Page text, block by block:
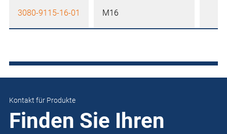
3080-9115-16-01 M16
Kontakt für Produkte
Finden Sie Ihren